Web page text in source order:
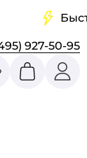
927-50-95